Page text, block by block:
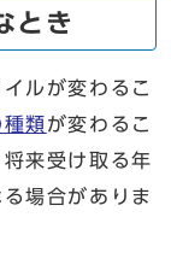
とき
ルが変わるこ
類 が変わるこ
来受け取る年
場合がありま